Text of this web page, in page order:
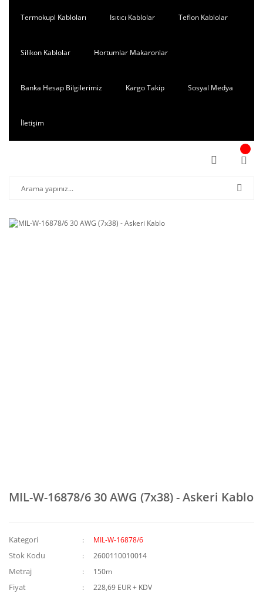
Termokupl Kabloları Isıtıcı Kablolar Teflon Kablolar
Silikon Kablolar Hortumlar Makaronlar
Banka Hesap Bilgilerimiz Kargo Takip Sosyal Medya
İletişim
MIL-W-16878/6 30 AWG (7x38) - Askeri Kablo
Kategori MIL-W-16878/6
Stok Kodu 2600110010014
Metraj 150m
Fiyat
228,69 EUR + KDV